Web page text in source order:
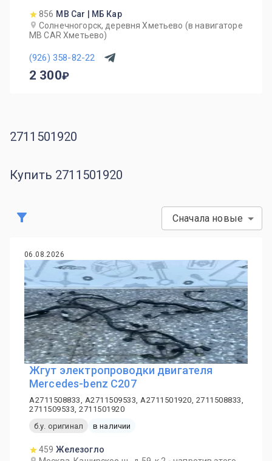
856 MB Car | МБ Кар
Солнечногорск, деревня Хметьево (в навигаторе
MB CAR Хметьево)
(926) 358-82-22
2 300
2711501920
Купить 2711501920
Сначала новые
06.08.2026
Жгут электропроводки двигателя
Mercedes-benz C207
A2711508833, A2711509533, A2711501920, 2711508833,
2711509533, 2711501920
б.у. оригинал
в наличии
459 Железогло